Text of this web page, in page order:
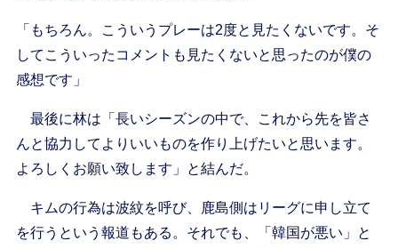
「もちろん。こういうプレーは2度と見たくないです。そ
してこういったコメントも見たくないと思ったのが僕の
感想です」
最後に林は「長いシーズンの中で、これから先を皆さ
んと協力してよりいいものを作り上げたいと思います。
よろしくお願い致します」と結んだ。
キムの行為は波紋を呼び、鹿島側はリーグに申し立て
を行うという報道もある。それでも、「韓国が悪い」と